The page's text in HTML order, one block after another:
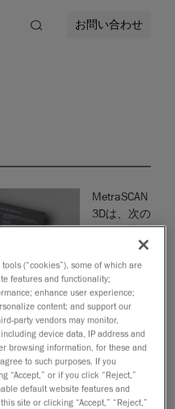
お問い合わせ
MetraSCAN
3Dは、次の
３つの構成
でシームレ
スに動作す
る汎用性に
優れた3-in-
1システム
です：すべ
ての部品サ
イズに共通
向けのC-Trackモード、狭
のないクイックチェック向
(“cookies”), some of which are
features and functionality;
enhance user experience;
content; and support our
party vendors may monitor,
device data, IP address and
browsing information, for these and
to such purposes. If you
“Accept,” or if you click “Reject,”
default website features and
site or clicking “Accept,” “Reject,”